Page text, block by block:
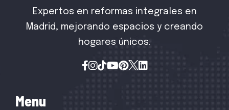
Expertos en reformas integrales en
Madrid, mejorando espacios y creando
hogares únicos.
Menu